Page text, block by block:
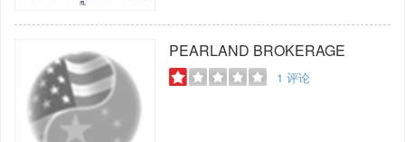
PEARLAND BROKERAGE
1 评论